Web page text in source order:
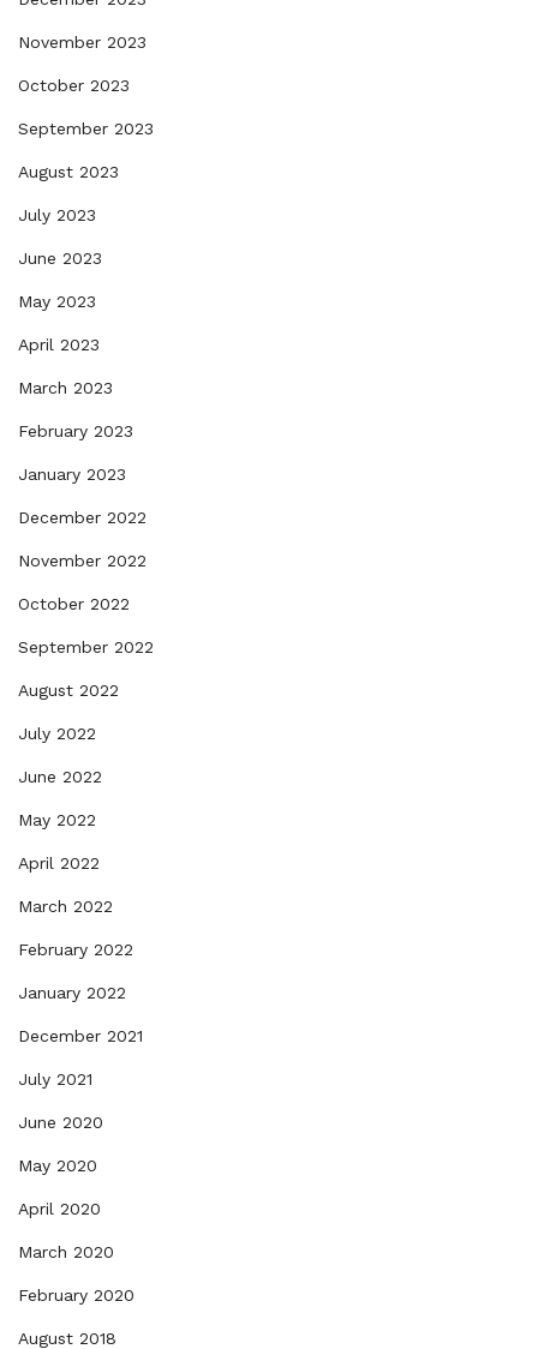
November 2023
October 2023
September 2023
August 2023
July 2023
June 2023
May 2023
April 2023
March 2023
February 2023
January 2023
December 2022
November 2022
October 2022
September 2022
August 2022
July 2022
June 2022
May 2022
April 2022
March 2022
February 2022
January 2022
December 2021
July 2021
June 2020
May 2020
April 2020
March 2020
February 2020
August 2018